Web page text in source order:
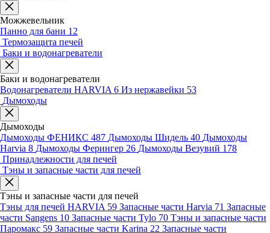
Можжевельник
Панно для бани 12
Термозащита печей
Баки и водонагреватели
Баки и водонагреватели
Водонагреватели HARVIA 6 Из нержавейки 53
Дымоходы
Дымоходы
Дымоходы ФЕНИКС 487 Дымоходы Шидель 40 Дымоходы
Harvia 8 Дымоходы Ферингер 26 Дымоходы Везувий 178
Принадлежности для печей
Тэны и запасные части для печей
Тэны и запасные части для печей
Тэны для печей HARVIA 59 Запасные части Harvia 71 Запасные
части Sangens 10 Запасные части Tylo 70 Тэны и запасные части
Паромакс 59 Запасные части Karina 22 Запасные части